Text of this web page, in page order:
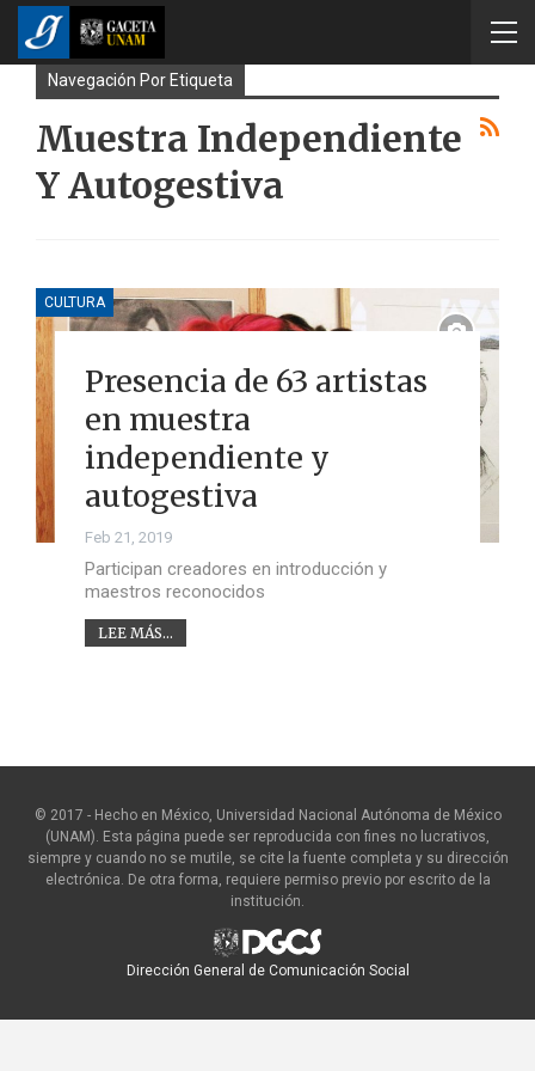
Navegación Por Etiqueta
Muestra Independiente
Y Autogestiva
CULTURA
Presencia de 63 artistas
en muestra
independiente y
autogestiva
Feb 21, 2019
Participan creadores en introducción y
maestros reconocidos
LEE MÁS...
© 2017 - Hecho en México, Universidad Nacional Autónoma de México
(UNAM). Esta página puede ser reproducida con fines no lucrativos,
siempre y cuando no se mutile, se cite la fuente completa y su dirección
electrónica. De otra forma, requiere permiso previo por escrito de la
institución.
Dirección General de Comunicación Social